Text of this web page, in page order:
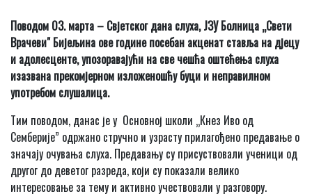
Поводом 03. марта – Свјетског дана слуха, ЈЗУ Болница „Свети
Врачеви" Бијељина ове године посебан акценат ставља на дјецу
и адолесценте, упозоравајући на све чешћа оштећења слуха
изазвана прекомјерном изложеношћу буци и неправилном
употребом слушалица.
Тим поводом, данас је у Основној школи „Кнез Иво од
Семберије” одржано стручно и узрасту прилагођено предавање о
значају очувања слуха. Предавању су присуствовали ученици од
другог до деветог разреда, који су показали велико
интересовање за тему и активно учествовали у разговору.